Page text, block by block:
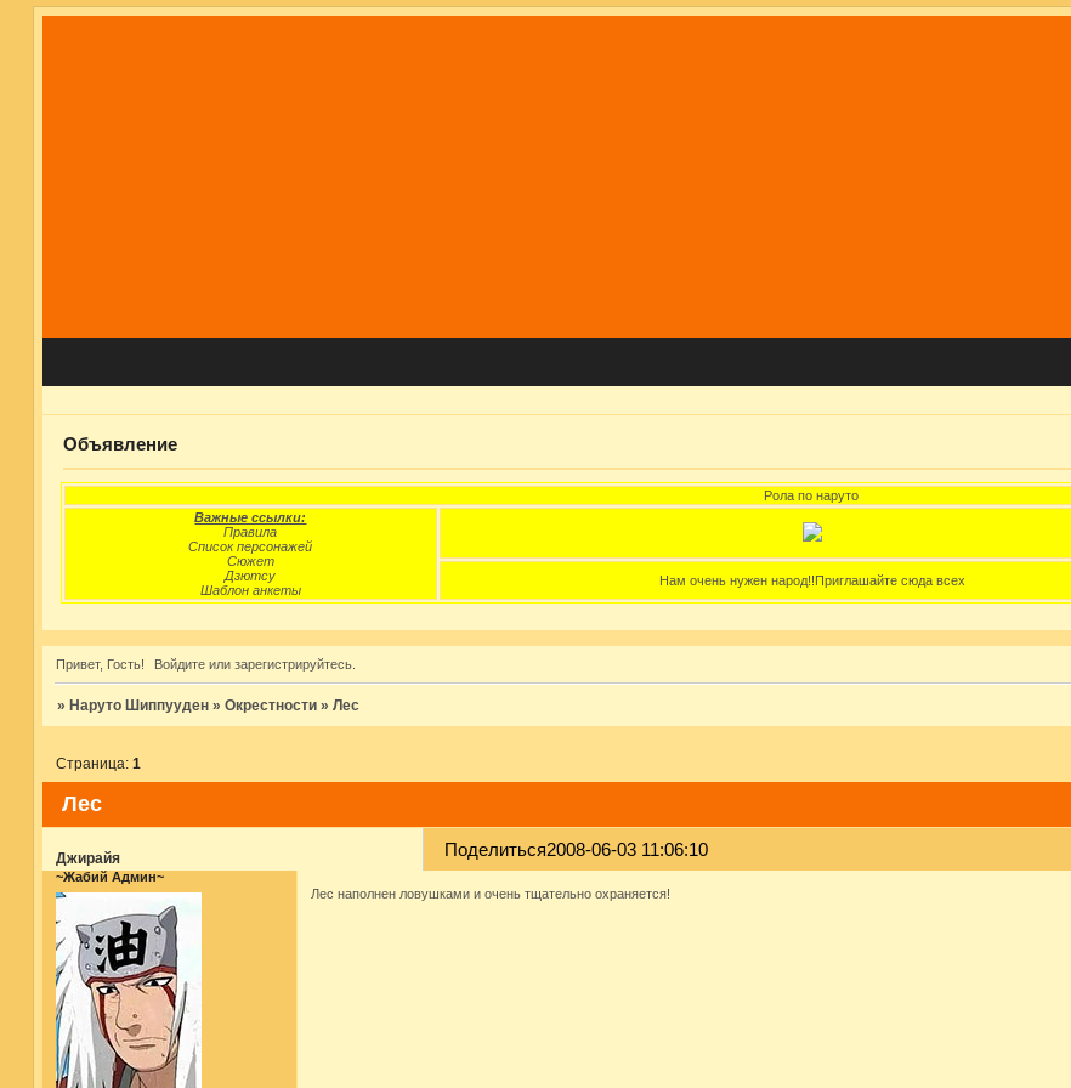
Объявление
Рола по наруто
Важные ссылки:
Правила
Список персонажей
Сюжет
Дзютсу
Шаблон анкеты
Нам очень нужен народ!!Приглашайте сюда всех
Привет, Гость! Войдите илизарегистрируйтесь
» Наруто Шиппууден » Окрестности » Лес
Лес
Страница: 1
Поделиться2008-06-03 11:06:10
Джирайя
~Жабий Админ~
Лес наполнен ловушками и очень тщательно охраняется!